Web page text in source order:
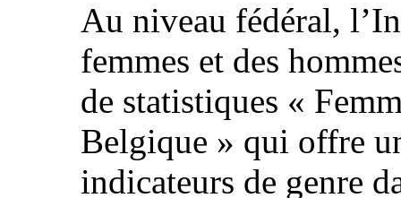
Au niveau fédéral,
femmes et des
de statistiques «
Belgique » qui offre
indicateurs de genre